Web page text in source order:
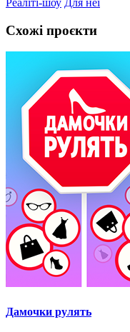
Схожі проєкти
Дамочки рулять